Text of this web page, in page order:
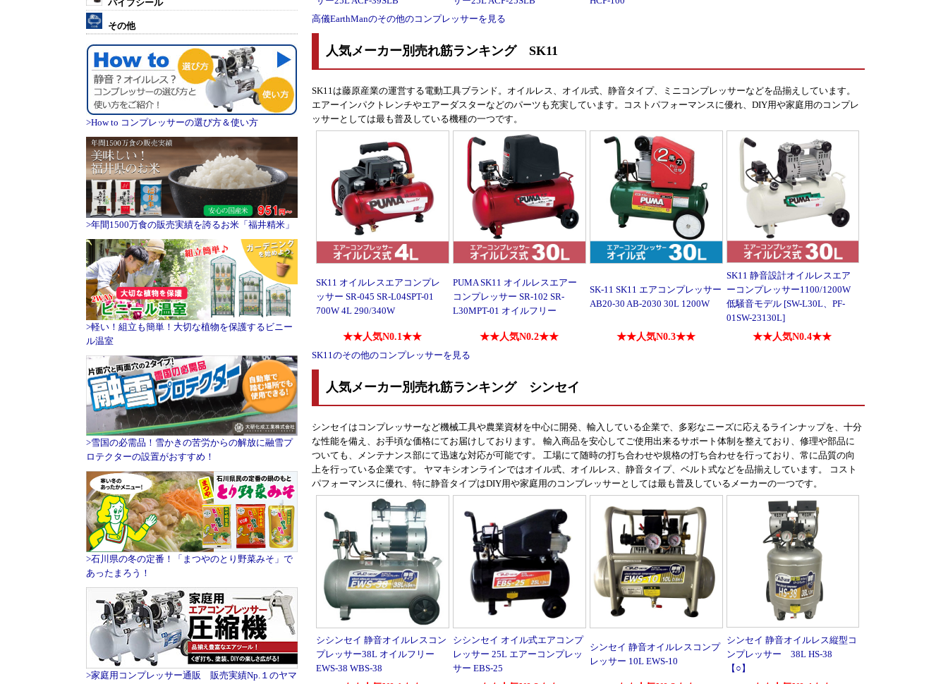
パイプシール
その他
>How to コンプレッサーの選び方＆使い方
>年間1500万食の販売実績を誇るお米「福井精米」
>軽い！組立も簡単！大切な植物を保護するビニー
ル温室
>雪国の必需品！雪かきの苦労からの解放に融雪プ
ロテクターの設置がおすすめ！
>石川県の冬の定番！「まつやのとり野菜みそ」で
あったまろう！
>家庭用コンプレッサー通販 販売実績Np.１のヤマ
高儀EarthManのその他のコンプレッサーを見る
人気メーカー別売れ筋ランキング SK11
SK11は藤原産業の運営する電動工具ブランド。オイルレス、オイル式、静音タイプ、ミニコンプレッサーなどを品揃えしています。
エアーインパクトレンチやエアーダスターなどのパーツも充実しています。コストパフォーマンスに優れ、DIY用や家庭用のコンプレ
ッサーとしては最も普及している機種の一つです。
SK11 オイルレスエアコンプレ
ッサー SR-045 SR-L04SPT-01
700W 4L 290/340W
PUMA SK11 オイルレスエアー
コンプレッサー SR-102 SR-
L30MPT-01 オイルフリー
SK-11 SK11 エアコンプレッサー
AB20-30 AB-2030 30L 1200W
SK11 静音設計オイルレスエア
ーコンプレッサー1100/1200W
低騒音モデル [SW-L30L、PF-
01SW-23130L]
★★人気N0.1★★ ★★人気N0.2★★ ★★人気N0.3★★ ★★人気N0.4★★
SK11のその他のコンプレッサーを見る
人気メーカー別売れ筋ランキング シンセイ
シンセイはコンプレッサーなど機械工具や農業資材を中心に開発、輸入している企業で、多彩なニーズに応えるラインナップを、十分
な性能を備え、お手頃な価格にてお届けしております。 輸入商品を安心してご使用出来るサポート体制を整えており、修理や部品に
ついても、メンテナンス部にて迅速な対応が可能です。 工場にて随時の打ち合わせや規格の打ち合わせを行っており、常に品質の向
上を行っている企業です。 ヤマキシオンラインではオイル式、オイルレス、静音タイプ、ベルト式などを品揃えしています。 コスト
パフォーマンスに優れ、特に静音タイプはDIY用や家庭用のコンプレッサーとしては最も普及しているメーカーの一つです。
シシンセイ 静音オイルレスコン
プレッサー38L オイルフリー
EWS-38 WBS-38
シシンセイ オイル式エアコンプ
レッサー 25L エアーコンプレッ
サー EBS-25
シンセイ 静音オイルレスコンプ
レッサー 10L EWS-10
シンセイ 静音オイルレス縦型コ
ンプレッサー 38L HS-38
【○】